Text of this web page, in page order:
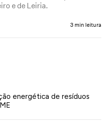
e de Leiria.
3 min leitura
energética de resíduos